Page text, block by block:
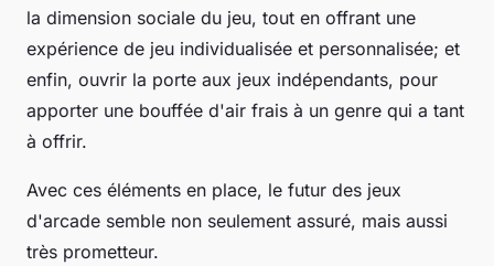
la dimension sociale du jeu, tout en offrant une
expérience de jeu individualisée et personnalisée; et
enfin, ouvrir la porte aux jeux indépendants, pour
apporter une bouffée d'air frais à un genre qui a tant
à offrir.
Avec ces éléments en place, le futur des jeux
d'arcade semble non seulement assuré, mais aussi
très prometteur.